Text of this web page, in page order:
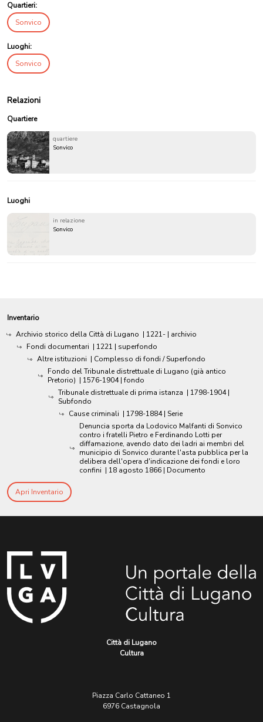
Quartieri:
Sonvico
Luoghi:
Sonvico
Relazioni
Quartiere
quartiere
Sonvico
Luoghi
in relazione
Sonvico
Inventario
Archivio storico della Città di Lugano | 1221- | archivio
Fondi documentari | 1221 | superfondo
Altre istituzioni | Complesso di fondi / Superfondo
Fondo del Tribunale distrettuale di Lugano (già antico
Pretorio) | 1576-1904 | fondo
Tribunale distrettuale di prima istanza | 1798-1904 |
Subfondo
Cause criminali | 1798-1884 | Serie
Denuncia sporta da Lodovico Malfanti di Sonvico
contro i fratelli Pietro e Ferdinando Lotti per
diffamazione, avendo dato dei ladri ai membri del
municipio di Sonvico durante l'asta pubblica per la
delibera dell'opera d'indicazione dei fondi e loro
confini | 18 agosto 1866 | Documento
Apri Inventario
Città di Lugano
Cultura
Piazza Carlo Cattaneo 1
6976 Castagnola